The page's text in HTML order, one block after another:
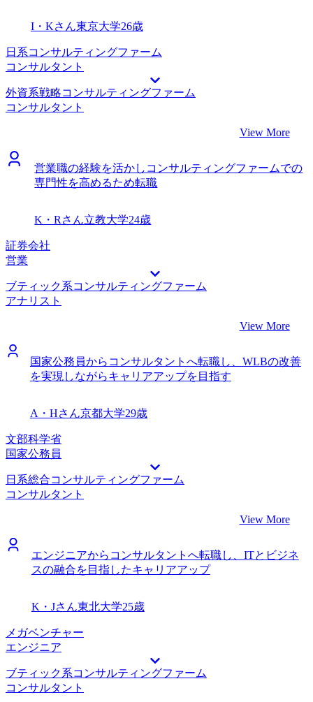
おかげで、私のコンサルタント志望としての意識も変わりま
した。 私は、新卒時はコンサルティングファームをあまり
見ていなかったので、ケース面接はほとんど初めてという状
態でした。しかし、いただいたフィードバックがわかりやす
く、ケースへの対策をスムーズに進めることができました。
前職と転職活動を両立できたことです。エンジニアへの理解
も深い藤谷さんと共に進めることで、前職の業務も転職活動
た。 また、多数のコンサルティングファームへの理解度が
非常に高いMyVisionさんにお願いしたことで、非常に効率よ
く転職活動を行うことができました。 内定をもらった後
に、どこに転職するのかを決めるのに時間がかかりました。
うございました。 転職前は年収600万円、転職後は年収700
万円になりました。
希望するプロジェクトを伝えかつ実力が備わっていれば、考
外資系のファームに転職することを決めました。 1社です。
私は、コンサルタントに絞って転職しようと考えていたた
め、コンサルタント専門のエージェントにお願いしようと思
っていました。藤谷さんが、私の前職・キャリアプランに関
する話を熱心に聞いてくれたうえで、日系・外資の違いはも
いを詳細に教えてくれたため、信頼できる人だと感じまし
た。そのため、他のエージェントは見ずにMyVisionさんにお
願いしようと思いました。実際に転職活動は大満足で終える
ことができたので、MyVisionさんにお願いして良かったで
気や特徴を詳しく教えていただけたところが非常に良かった
です。コンサルティングファームにいても、他社の詳細な採
用動向や、ポジションごとの違いはあまりわからなかったの
で・・笑 複数社内定をもらった上でスムーズに年収交渉を
進めていただけました。 一人で応募していたら、おそらく1
社内定が出た時点で選考をやめてしまっていたと思います
し、領域特化のエージェントを頼ることができて良かったで
ケーションが取れて、ストレスなく転職活動を行えました。
転職前は年収650万円、転職後は年収850万円になりました。
フリーランスのコンサルタントとして活躍するためには、ま
だまだ経験が足りていない自覚があるので、自己研鑽を重ね
ンテーションスキルといったベーシックなコンサルスキルに
伸び代を感じているので、プロジェクトの中で集中的に身に
つけたいと考えています。
I・Kさん東京大学26歳
日系コンサルティングファーム
コンサルタント
外資系戦略コンサルティングファーム
コンサルタント
View More
営業職の経験を活かしコンサルティングファームでの
専門性を高めるため転職
K・Rさん立教大学24歳
証券会社
営業
ブティック系コンサルティングファーム
アナリスト
View More
国家公務員からコンサルタントへ転職し、WLBの改善
を実現しながらキャリアアップを目指す
A・Hさん京都大学29歳
文部科学省
国家公務員
日系総合コンサルティングファーム
コンサルタント
View More
エンジニアからコンサルタントへ転職し、ITとビジネ
スの融合を目指したキャリアアップ
K・Jさん東北大学25歳
メガベンチャー
エンジニア
ブティック系コンサルティングファーム
コンサルタント